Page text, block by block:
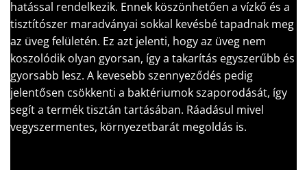
hatással rendelkezik. Ennek köszönhetően a vízkő és a
tisztítószer maradványai sokkal kevésbé tapadnak meg
az üveg felületén. Ez azt jelenti, hogy az üveg nem
koszolódik olyan gyorsan, így a takarítás egyszerűbb és
gyorsabb lesz. A kevesebb szennyeződés pedig
jelentősen csökkenti a baktériumok szaporodását, így
segít a termék tisztán tartásában. Ráadásul mivel
vegyszermentes, környezetbarát megoldás is.